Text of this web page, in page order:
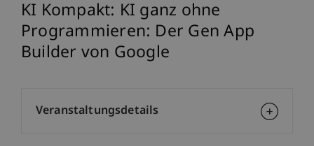
KI Kompakt: KI ganz ohne
Programmieren: Der Gen App
Builder von Google
Veranstaltungsdetails